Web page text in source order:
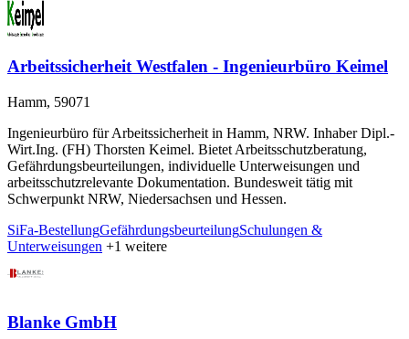
Arbeitssicherheit Westfalen - Ingenieurbüro Keimel
Hamm, 59071
Ingenieurbüro für Arbeitssicherheit in Hamm, NRW. Inhaber Dipl.-
Wirt.Ing. (FH) Thorsten Keimel. Bietet Arbeitsschutzberatung,
Gefährdungsbeurteilungen, individuelle Unterweisungen und
arbeitsschutzrelevante Dokumentation. Bundesweit tätig mit
Schwerpunkt NRW, Niedersachsen und Hessen.
SiFa-BestellungGefährdungsbeurteilungSchulungen &
Unterweisungen +1 weitere
Blanke GmbH